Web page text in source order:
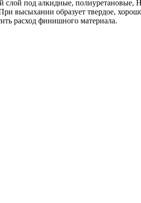
под алкидные, полиуретановые,
высыхании образует твердое,
расход финишного материала.